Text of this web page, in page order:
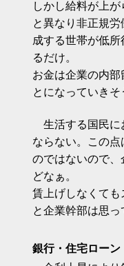
しかし給料が上
と異なり非正規
成する世帯が低
るだけ。
お金は企業の内部
とになっていきそ
生活する国民に
ならない。この
のではないので
どなぁ。
賃上げしなくても
と企業幹部は思っ
銀行・住宅ローン